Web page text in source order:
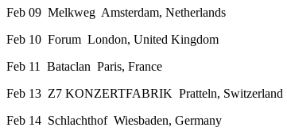
Feb 09 Melkweg Amsterdam, Netherlands
Feb 10 Forum London, United Kingdom
Feb 11 Bataclan Paris, France
Feb 13 Z7 KONZERTFABRIK Pratteln, Switzerland
Feb 14 Schlachthof Wiesbaden, Germany